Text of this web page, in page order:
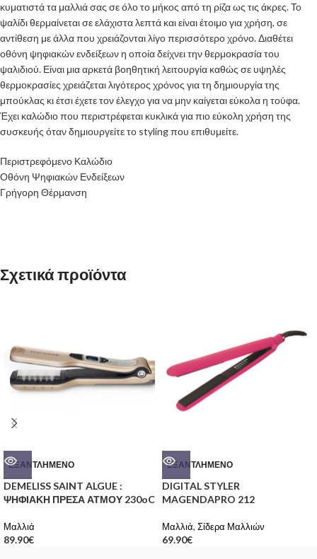
κυματιστά τα μαλλιά σας σε όλο το μήκος από τη ρίζα ως τις άκρες. Το
ψαλίδι θερμαίνεται σε ελάχιστα λεπτά και είναι έτοιμο για χρήση, σε
αντίθεση με άλλα που χρειάζονται λίγο περισσότερο χρόνο. Διαθέτει
οθόνη ψηφιακών ενδείξεων η οποία δείχνει την θερμοκρασία του
ψαλιδιού. Είναι μια αρκετά βοηθητική λειτουργία καθώς σε υψηλές
θερμοκρασίες χρειάζεται λιγότερος χρόνος για τη δημιουργία της
μπούκλας κι έτσι έχετε τον έλεγχο για να μην καίγεται εύκολα η τούφα.
Έχει καλώδιο που περιστρέφεται κυκλικά για πιο εύκολη χρήση της
συσκευής όταν δημιουργείτε το styling που επιθυμείτε.
Περιστρεφόμενο Καλώδιο
Οθόνη Ψηφιακών Ενδείξεων
Γρήγορη Θέρμανση
Σχετικά προϊόντα
ΕΞΑΝΤΛΗΜΈΝΟ
DEMELISS SAINT ALGUE :
ΨΗΦΙΑΚΗ ΠΡΕΣΑ ΑΤΜΟΥ 230oC
Μαλλιά
89.90€
ΕΞΑΝΤΛΗΜΈΝΟ
DIGITAL STYLER
MAGENDAPRO 212
Μαλλιά, Σίδερα Μαλλιών
69.90€